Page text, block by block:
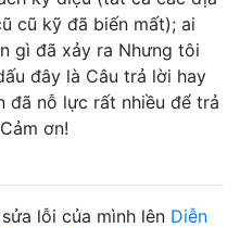
cũ kỹ đã biến mất); ai
gì đã xảy ra Nhưng tôi
đây là Câu trả lời hay
đã nỗ lực rất nhiều để trả
ơn!
lỗi của mình lên Diễn